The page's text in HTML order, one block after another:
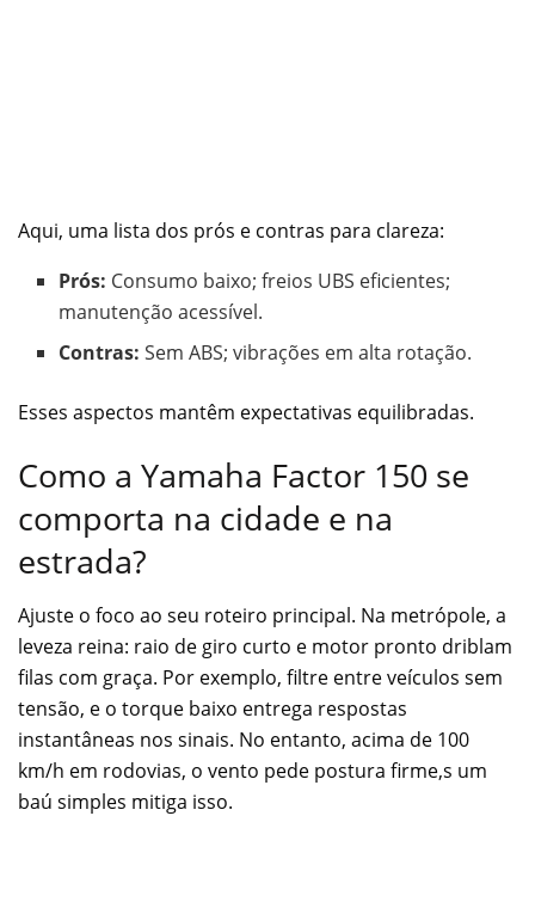
Aqui, uma lista dos prós e contras para clareza:
Prós: Consumo baixo; freios UBS eficientes;
manutenção acessível.
Contras: Sem ABS; vibrações em alta rotação.
Esses aspectos mantêm expectativas equilibradas.
Como a Yamaha Factor 150 se
comporta na cidade e na
estrada?
Ajuste o foco ao seu roteiro principal. Na metrópole, a
leveza reina: raio de giro curto e motor pronto driblam
filas com graça. Por exemplo, filtre entre veículos sem
tensão, e o torque baixo entrega respostas
instantâneas nos sinais. No entanto, acima de 100
km/h em rodovias, o vento pede postura firme,s um
baú simples mitiga isso.